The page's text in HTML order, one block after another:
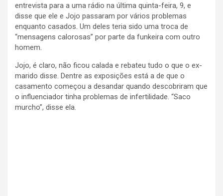
entrevista para a uma rádio na última quinta-feira, 9, e
disse que ele e Jojo passaram por vários problemas
enquanto casados. Um deles teria sido uma troca de
“mensagens calorosas” por parte da funkeira com outro
homem.
Jojo, é claro, não ficou calada e rebateu tudo o que o ex-
marido disse. Dentre as exposições está a de que o
casamento começou a desandar quando descobriram que
o influenciador tinha problemas de infertilidade. “Saco
murcho”, disse ela.